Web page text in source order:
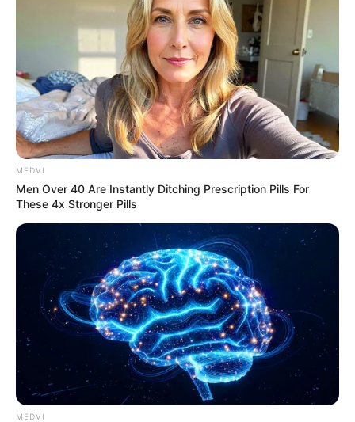
กระทงกลีบบัว ….. ท่านที่เลือก กระทง ประเภทนี้มักเป็นคน
ขี้สงสาร จิตใจโอบอ้อมอารี ชอบความสงบ พูดจาพาทีนุ่ม
นวลน่ารัก ช่างสังเกต มีจิตนาการสูง อ่อนน้อมถ่อมตน ไม่
ชอบการตัดสินปัญหาด้วยความรุนแรง เป็นคนมีปากเป็น
เอก ดำเนินชีวิตแบบเรียบง่าย คนประเภทนี้มักเป็นที่รักของ
ผู้พบเห็น เป็นผู้เสียสละอยู่เสมอ เป็นนักประนีประนอมชั้น
ดี มักหลีกเลี่ยง พื้นที่ๆที่มีความวุ่นวาย จึงเลือกที่จะลงไป
ลอย กระทง ยังจุดที่ผู้คนไม่หนาแน่นนั่นเอง
MEDVI
Men Over 40 Are Instantly Ditching Prescription Pills For
These 4x Stronger Pills
MEDVI